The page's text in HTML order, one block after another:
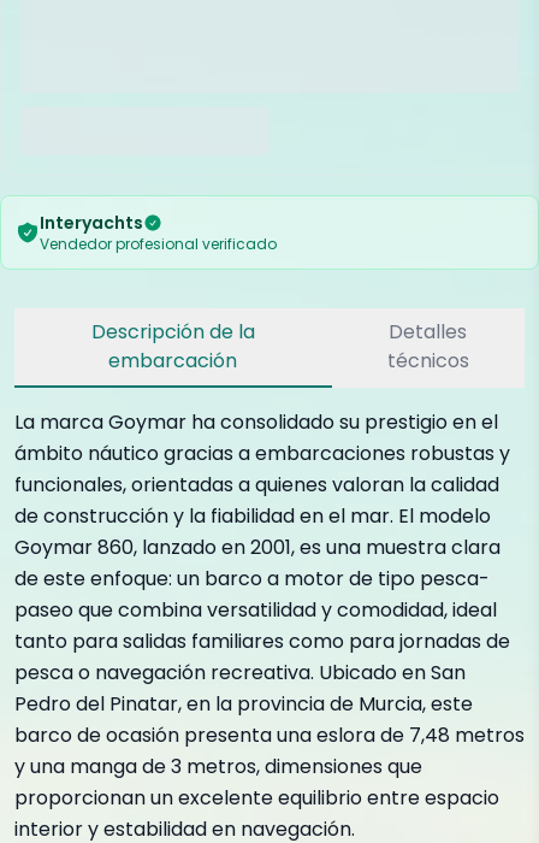
Interyachts
Vendedor profesional verificado
Descripción de la
embarcación
Detalles
técnicos
La marca Goymar ha consolidado su prestigio en el
ámbito náutico gracias a embarcaciones robustas y
funcionales, orientadas a quienes valoran la calidad
de construcción y la fiabilidad en el mar. El modelo
Goymar 860, lanzado en 2001, es una muestra clara
de este enfoque: un barco a motor de tipo pesca-
paseo que combina versatilidad y comodidad, ideal
tanto para salidas familiares como para jornadas de
pesca o navegación recreativa. Ubicado en San
Pedro del Pinatar, en la provincia de Murcia, este
barco de ocasión presenta una eslora de 7,48 metros
y una manga de 3 metros, dimensiones que
proporcionan un excelente equilibrio entre espacio
interior y estabilidad en navegación.